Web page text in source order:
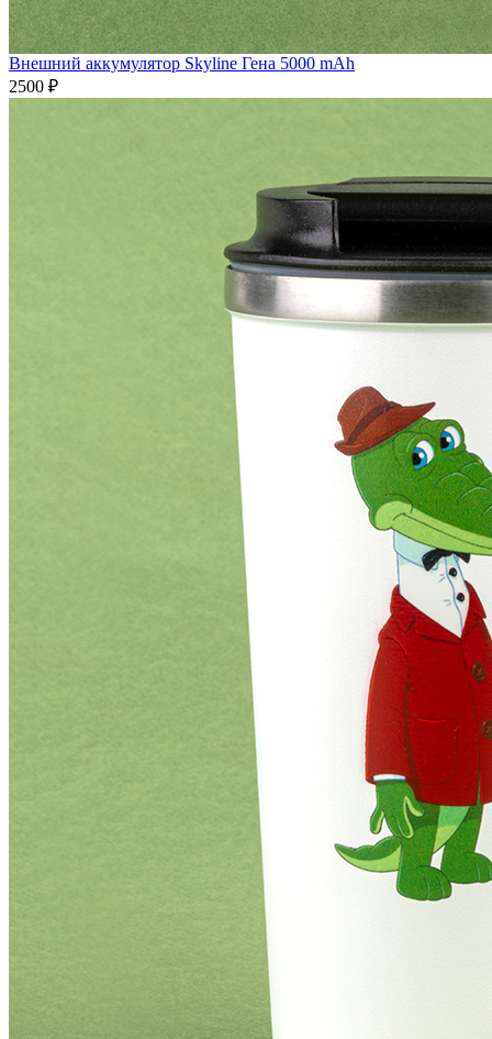
Внешний аккумулятор Skyline Гена 5000 mAh
2500 ₽